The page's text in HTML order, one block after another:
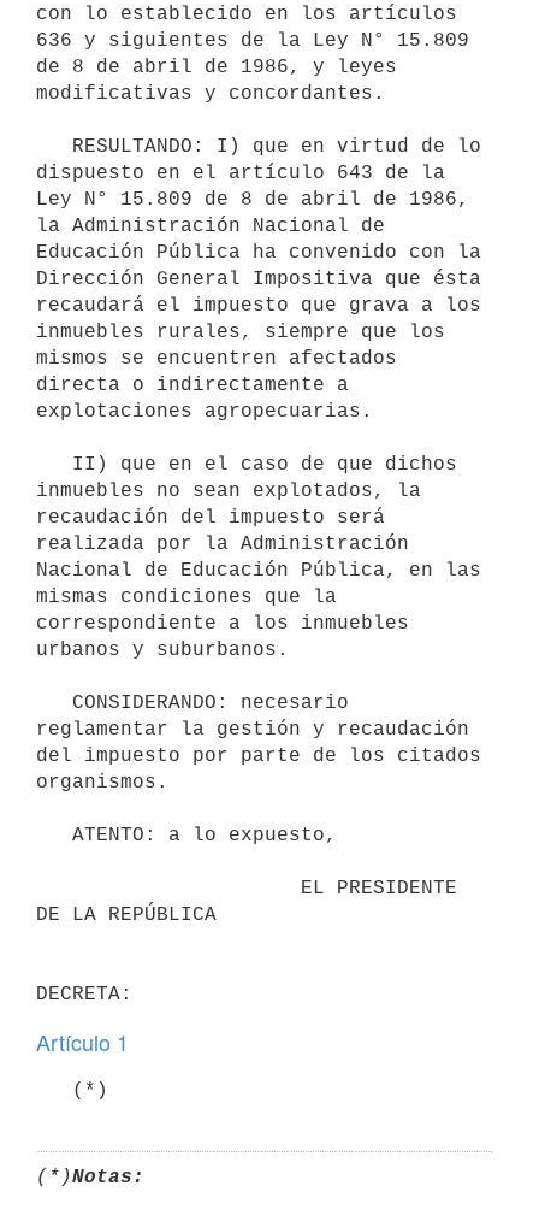
con lo establecido en los artículos
636 y siguientes de la Ley N° 15.809
de 8 de abril de 1986, y leyes
modificativas y concordantes.
dispuesto en el artículo 643 de la
Ley N° 15.809 de 8 de abril de 1986,
la Administración Nacional de
Educación Pública ha convenido con la
Dirección General Impositiva que ésta
recaudará el impuesto que grava a los
inmuebles rurales, siempre que los
mismos se encuentren afectados
directa o indirectamente a
explotaciones agropecuarias.
inmuebles no sean explotados, la
recaudación del impuesto será
realizada por la Administración
Nacional de Educación Pública, en las
mismas condiciones que la
correspondiente a los inmuebles
urbanos y suburbanos.
reglamentar la gestión y recaudación
del impuesto por parte de los citados
organismos.
DE LA REPÚBLICA
Artículo 1
   (*)
(*)Notas: